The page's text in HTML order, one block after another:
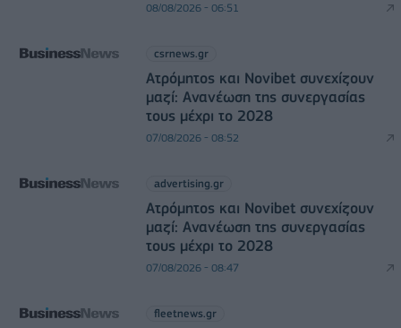
08/08/2026 - 06:51
csrnews.gr
Ατρόμητος και Novibet συνεχίζουν
μαζί: Ανανέωση της συνεργασίας
τους μέχρι το 2028
07/08/2026 - 08:52
advertising.gr
Ατρόμητος και Novibet συνεχίζουν
μαζί: Ανανέωση της συνεργασίας
τους μέχρι το 2028
07/08/2026 - 08:47
fleetnews.gr